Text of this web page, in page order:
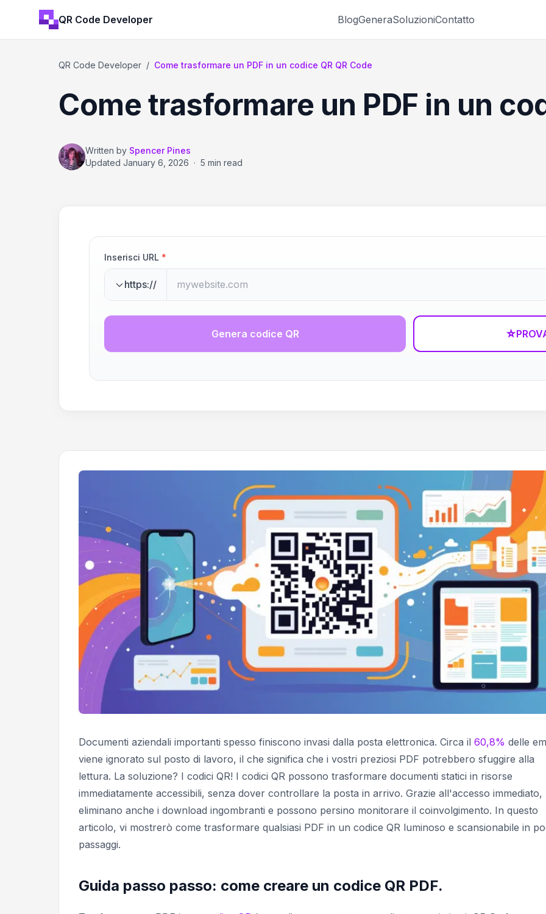
QR Code Developer BlogGeneraSoluzioniContatto
QR Code Developer / Come trasformare un PDF in un codice QR QR Code
Come trasformare un PDF in un
Written by Spencer Pines
Updated January 6, 2026 · 5 min read
Inserisci URL *
https://
Genera codice QR ☆
Documenti aziendali importanti spesso finiscono invasi dalla posta elettronica. Circa il 60,8% delle
viene ignorato sul posto di lavoro, il che significa che i vostri preziosi PDF potrebbero sfuggire alla
lettura. La soluzione? I codici QR! I codici QR possono trasformare documenti statici in risorse
immediatamente accessibili, senza dover controllare la posta in arrivo. Grazie all'accesso immediato,
eliminano anche i download ingombranti e possono persino monitorare il coinvolgimento. In questo
articolo, vi mostrerò come trasformare qualsiasi PDF in un codice QR luminoso e scansionabile in
passaggi.
Guida passo passo: come creare un codice QR PDF.